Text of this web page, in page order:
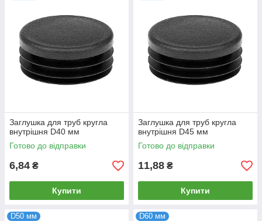
Заглушка для труб кругла
внутрішня D40 мм
Готово до відправки
6,84 ₴
Купити
Заглушка для труб кругла
внутрішня D45 мм
Готово до відправки
11,88 ₴
Купити
D50 мм D60 мм